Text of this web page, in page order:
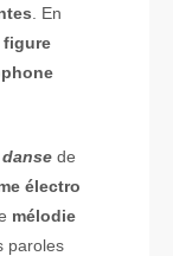
. En
figure
de
électro
mélodie
paroles